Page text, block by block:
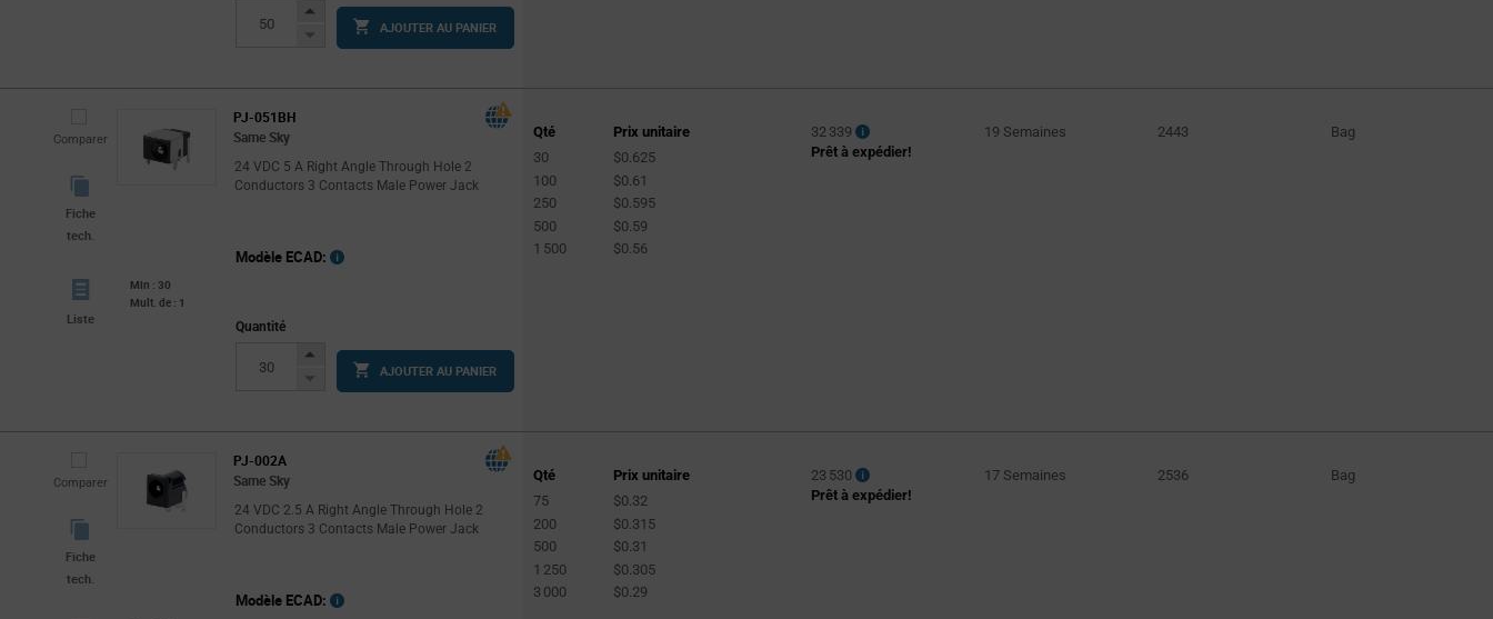
Increase
Button
Decrease
AJOUTER AU PANIER
Comparer
Fiche
tech.
PJ-051BH
Same Sky
24 VDC 5 A Right Angle Through Hole 2
Conductors 3 Contacts Male Power Jack
Liste
Min : 30
Mult. de : 1
Modèle ECAD:
Quantité
Increase
Button
Decrease
AJOUTER AU PANIER
Qté
Prix unitaire
30
$0.625
100
$0.61
250
$0.595
500
$0.59
1 500
$0.56
32 339
Prêt à expédier!
19 Semaines 2443 Bag
Comparer
Fiche
tech.
PJ-002A
Same Sky
24 VDC 2.5 A Right Angle Through Hole 2
Conductors 3 Contacts Male Power Jack
Modèle ECAD:
Qté
Prix unitaire
75
$0.32
200
$0.315
500
$0.31
1 250
$0.305
3 000
$0.29
23 530
Prêt à expédier!
17 Semaines 2536 Bag